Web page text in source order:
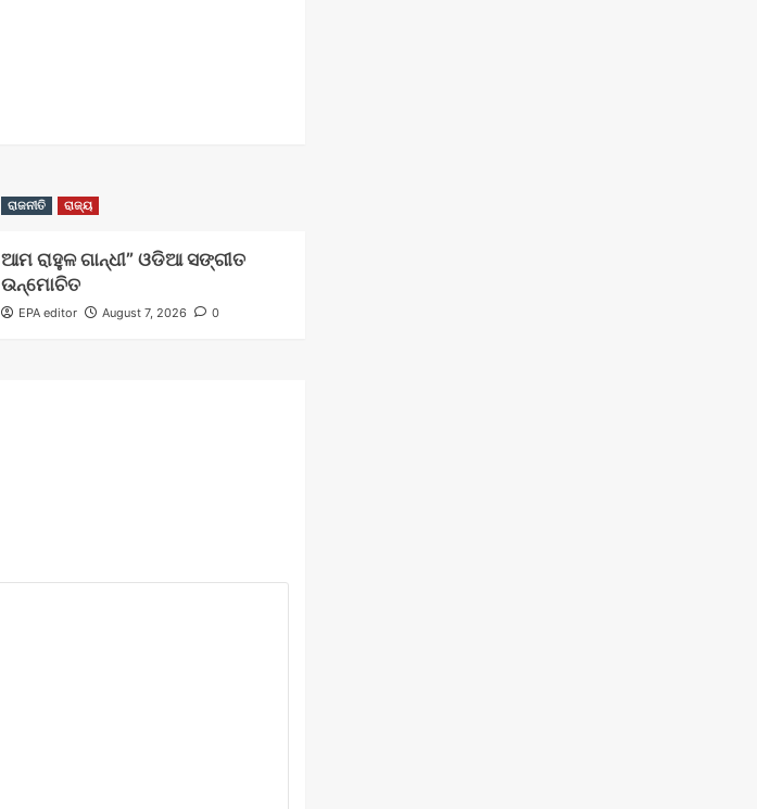
ରାଜନୀତି ରାଜ୍ୟ
ଆମ ରାହୁଳ ଗାନ୍ଧୀ” ଓଡିଆ ସଙ୍ଗୀତ
ଉନ୍ମୋଚିତ
EPA editor August 7, 2026 0